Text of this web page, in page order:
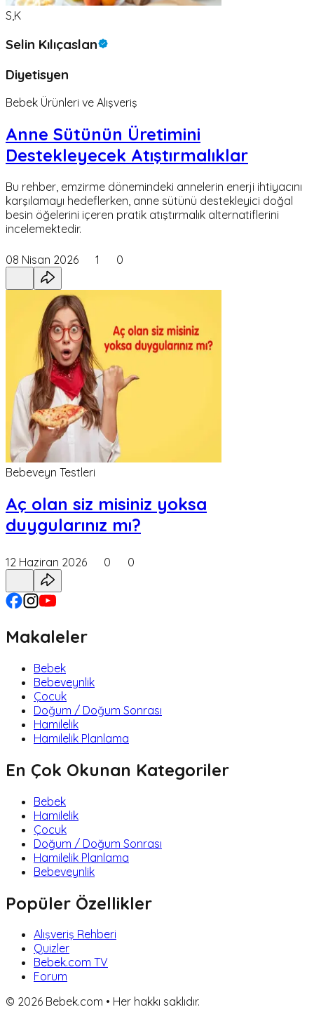
S,K
Selin Kılıçaslan
Diyetisyen
Bebek Ürünleri ve Alışveriş
Anne Sütünün Üretimini
Destekleyecek Atıştırmalıklar
Bu rehber, emzirme dönemindeki annelerin enerji ihtiyacını
karşılamayı hedeflerken, anne sütünü destekleyici doğal
besin öğelerini içeren pratik atıştırmalık alternatiflerini
incelemektedir.
08 Nisan 2026 1 0
Bebeveyn Testleri
Aç olan siz misiniz yoksa
duygularınız mı?
12 Haziran 2026 0 0
Makaleler
Bebek
Bebeveynlik
Çocuk
Doğum / Doğum Sonrası
Hamilelik
Hamilelik Planlama
En Çok Okunan Kategoriler
Bebek
Hamilelik
Çocuk
Doğum / Doğum Sonrası
Hamilelik Planlama
Bebeveynlik
Popüler Özellikler
Alışveriş Rehberi
Quizler
Bebek.com TV
Forum
© 2026 Bebek.com • Her hakkı saklıdır.